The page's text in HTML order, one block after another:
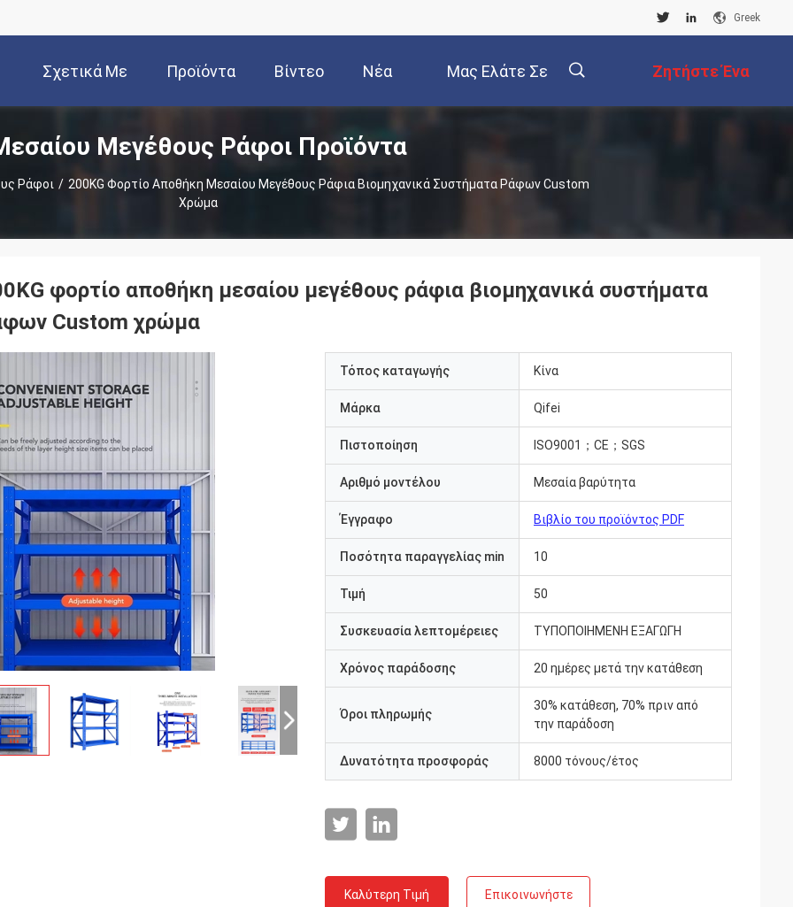
Greek
Σχετικά Με
Εμάς
Προϊόντα Βίντεο Νέα Μας Ελάτε Σε Ζητήστε Ένα
Απόσπασμα
Μεγέθους Ράφοι Προϊόντα
Ράφοι / 200KG Φορτίο Αποθήκη Μεσαίου Μεγέθους Ράφια Βιομηχανικά Συστήματα Ράφων Custom
Χρώμα
φορτίο αποθήκη μεσαίου μεγέθους ράφια βιομηχανικά συστήματα
Custom χρώμα
Τόπος καταγωγής Κίνα
Μάρκα Qifei
Πιστοποίηση ISO9001；CE；SGS
Αριθμό μοντέλου Μεσαία βαρύτητα
Έγγραφο Βιβλίο του προϊόντος PDF
Ποσότητα παραγγελίας min 10
Τιμή 50
Συσκευασία λεπτομέρειες ΤΥΠΟΠΟΙΗΜΕΝΗ ΕΞΑΓΩΓΗ
Χρόνος παράδοσης 20 ημέρες μετά την κατάθεση
Όροι πληρωμής
30% κατάθεση, 70% πριν από
την παράδοση
Δυνατότητα προσφοράς 8000 τόνους/έτος
Καλύτερη Τιμή Επικοινωνήστε